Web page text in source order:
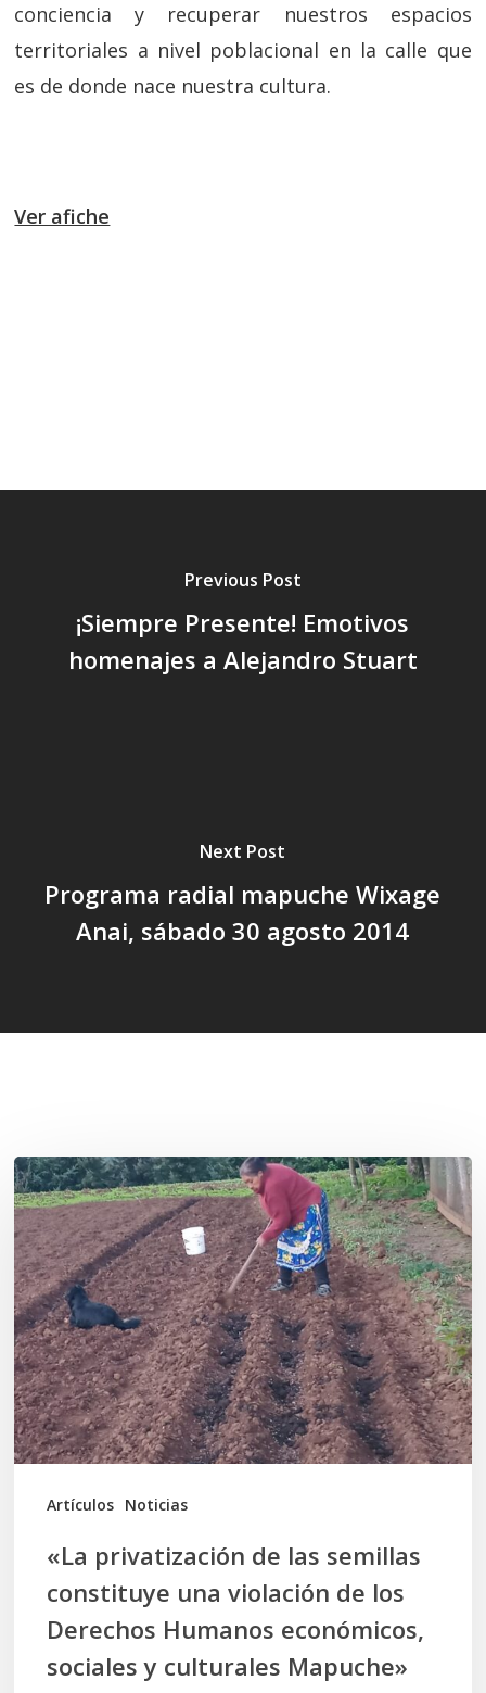
conciencia y recuperar nuestros espacios
territoriales a nivel poblacional en la calle que
es de donde nace nuestra cultura.
Ver afiche
Previous Post
¡Siempre Presente! Emotivos
homenajes a Alejandro Stuart
Next Post
Programa radial mapuche Wixage
Anai, sábado 30 agosto 2014
Artículos Noticias
«La
privatización
de
las
semillas
constituye
una
violación
de
Humanos
económicos,
sociales
«La privatización de las semillas
constituye una violación de los
Derechos Humanos económicos,
sociales y culturales Mapuche»